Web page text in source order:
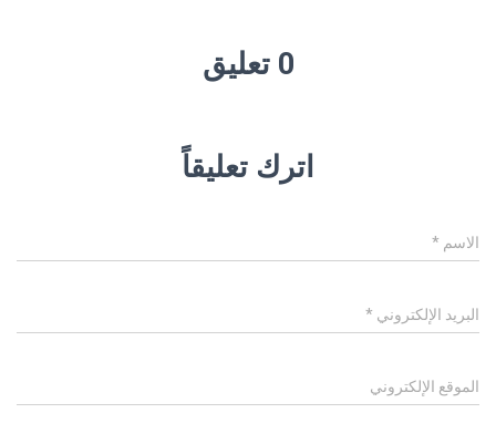
0 تعليق
اترك تعليقاً
الاسم *
البريد الإلكتروني *
الموقع الإلكتروني